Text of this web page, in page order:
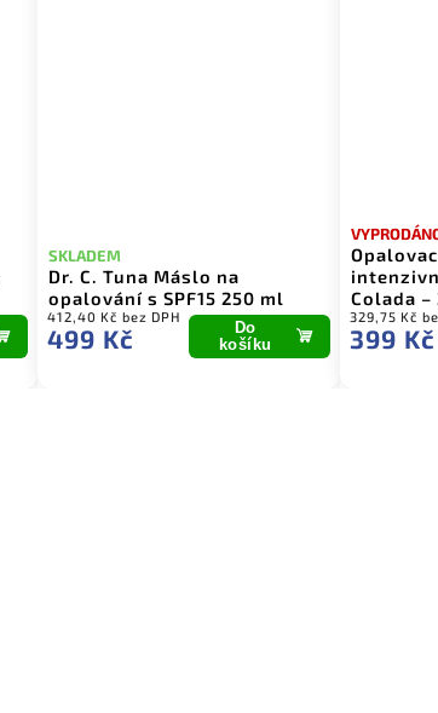
Dr. C. Tuna Máslo na
opalování s SPF15 250 ml
SKLADEM
412,40 Kč bez DPH
499 Kč
Do
košíku
Colada –
329,75 Kč
399 Kč